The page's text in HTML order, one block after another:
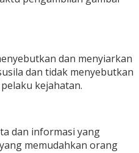
dan menyiarkan
dan tidak menyebutkan
kejahatan.
dan informasi yang
memudahkan orang